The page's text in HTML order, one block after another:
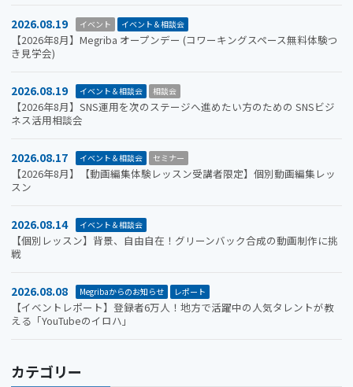
2026.08.19 イベント イベント＆相談会
【2026年8月】Megriba オープンデー (コワーキングスペース無料体験つ
き見学会)
2026.08.19 イベント＆相談会 相談会
【2026年8月】SNS運用を次のステージへ進めたい方のための SNSビジ
ネス活用相談会
2026.08.17 イベント＆相談会 セミナー
【2026年8月】【動画編集体験レッスン受講者限定】個別動画編集レッ
スン
2026.08.14 イベント＆相談会
【個別レッスン】背景、自由自在！グリーンバック合成の動画制作に挑
戦
2026.08.08 Megribaからのお知らせ レポート
【イベントレポート】登録者6万人！地方で活躍中の人気タレントが教
える「YouTubeのイロハ」
カテゴリー